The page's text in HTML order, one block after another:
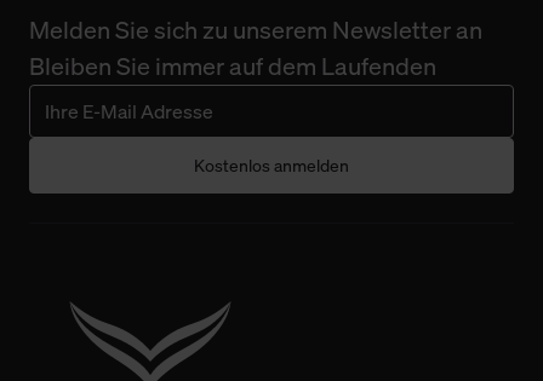
Melden Sie sich zu unserem Newsletter an
Bleiben Sie immer auf dem Laufenden
Kostenlos anmelden